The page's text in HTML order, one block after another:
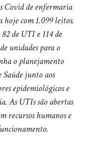
Covid de enfermaria
com 1.099 leitos.
de UTI e 114 de
unidades para o
o planejamento
junto aos
epidemiológicos e
As UTIs são abertas
recursos humanos e